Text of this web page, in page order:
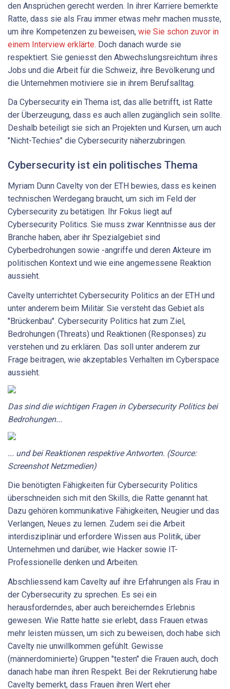
den Ansprüchen gerecht werden. In ihrer Karriere bemerkte
Ratte, dass sie als Frau immer etwas mehr machen musste,
um ihre Kompetenzen zu beweisen, wie Sie schon zuvor in
einem Interview erklärte. Doch danach wurde sie
respektiert. Sie geniesst den Abwechslungsreichtum ihres
Jobs und die Arbeit für die Schweiz, ihre Bevölkerung und
die Unternehmen motiviere sie in ihrem Berufsalltag.
Da Cybersecurity ein Thema ist, das alle betrifft, ist Ratte
der Überzeugung, dass es auch allen zugänglich sein sollte.
Deshalb beteiligt sie sich an Projekten und Kursen, um auch
"Nicht-Techies" die Cybersecurity näherzubringen.
Cybersecurity ist ein politisches Thema
Myriam Dunn Cavelty von der ETH bewies, dass es keinen
technischen Werdegang braucht, um sich im Feld der
Cybersecurity zu betätigen. Ihr Fokus liegt auf
Cybersecurity Politics. Sie muss zwar Kenntnisse aus der
Branche haben, aber ihr Spezialgebiet sind
Cyberbedrohungen sowie -angriffe und deren Akteure im
politischen Kontext und wie eine angemessene Reaktion
aussieht.
Cavelty unterrichtet Cybersecurity Politics an der ETH und
unter anderem beim Militär. Sie versteht das Gebiet als
"Brückenbau". Cybersecurity Politics hat zum Ziel,
Bedrohungen (Threats) und Reaktionen (Responses) zu
verstehen und zu erklären. Das soll unter anderem zur
Frage beitragen, wie akzeptables Verhalten im Cyberspace
aussieht.
Das sind die wichtigen Fragen in Cybersecurity Politics bei
Bedrohungen...
... und bei Reaktionen respektive Antworten. (Source:
Screenshot Netzmedien)
Die benötigten Fähigkeiten für Cybersecurity Politics
überschneiden sich mit den Skills, die Ratte genannt hat.
Dazu gehören kommunikative Fähigkeiten, Neugier und das
Verlangen, Neues zu lernen. Zudem sei die Arbeit
interdisziplinär und erfordere Wissen aus Politik, über
Unternehmen und darüber, wie Hacker sowie IT-
Professionelle denken und Arbeiten.
Abschliessend kam Cavelty auf ihre Erfahrungen als Frau in
der Cybersecurity zu sprechen. Es sei ein
herausforderndes, aber auch bereicherndes Erlebnis
gewesen. Wie Ratte hatte sie erlebt, dass Frauen etwas
mehr leisten müssen, um sich zu beweisen, doch habe sich
Cavelty nie unwillkommen gefühlt. Gewisse
(männerdominierte) Gruppen "testen" die Frauen auch, doch
danach habe man ihren Respekt. Bei der Rekrutierung habe
Cavelty bemerkt, dass Frauen ihren Wert eher